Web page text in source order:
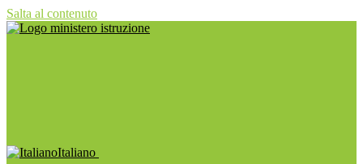
Salta al contenuto
Italiano